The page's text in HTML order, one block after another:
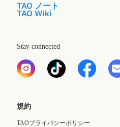
TAO ノート
TAO Wiki
Stay connected
規約
TAOプライバシーポリシー